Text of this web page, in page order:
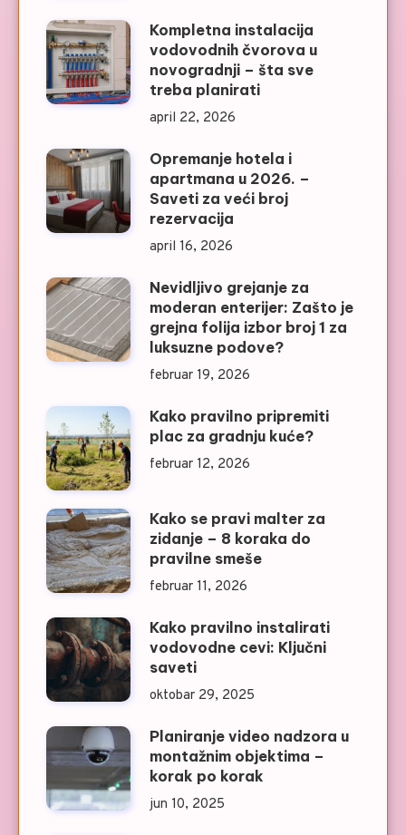
Kompletna instalacija
vodovodnih čvorova u
novogradnji – šta sve
treba planirati
april 22, 2026
Opremanje hotela i
apartmana u 2026. –
Saveti za veći broj
rezervacija
april 16, 2026
Nevidljivo grejanje za
moderan enterijer: Zašto je
grejna folija izbor broj 1 za
luksuzne podove?
februar 19, 2026
Kako pravilno pripremiti
plac za gradnju kuće?
februar 12, 2026
Kako se pravi malter za
zidanje – 8 koraka do
pravilne smeše
februar 11, 2026
Kako pravilno instalirati
vodovodne cevi: Ključni
saveti
oktobar 29, 2025
Planiranje video nadzora u
montažnim objektima –
korak po korak
jun 10, 2025